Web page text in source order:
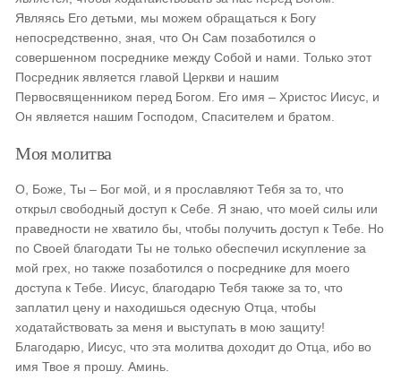
Являясь Его детьми, мы можем обращаться к Богу
непосредственно, зная, что Он Сам позаботился о
совершенном посреднике между Собой и нами. Только этот
Посредник является главой Церкви и нашим
Первосвященником перед Богом. Его имя – Христос Иисус, и
Он является нашим Господом, Спасителем и братом.
Моя молитва
О, Боже, Ты – Бог мой, и я прославляют Тебя за то, что
открыл свободный доступ к Себе. Я знаю, что моей силы или
праведности не хватило бы, чтобы получить доступ к Тебе. Но
по Своей благодати Ты не только обеспечил искупление за
мой грех, но также позаботился о посреднике для моего
доступа к Тебе. Иисус, благодарю Тебя также за то, что
заплатил цену и находишься одесную Отца, чтобы
ходатайствовать за меня и выступать в мою защиту!
Благодарю, Иисус, что эта молитва доходит до Отца, ибо во
имя Твое я прошу. Аминь.